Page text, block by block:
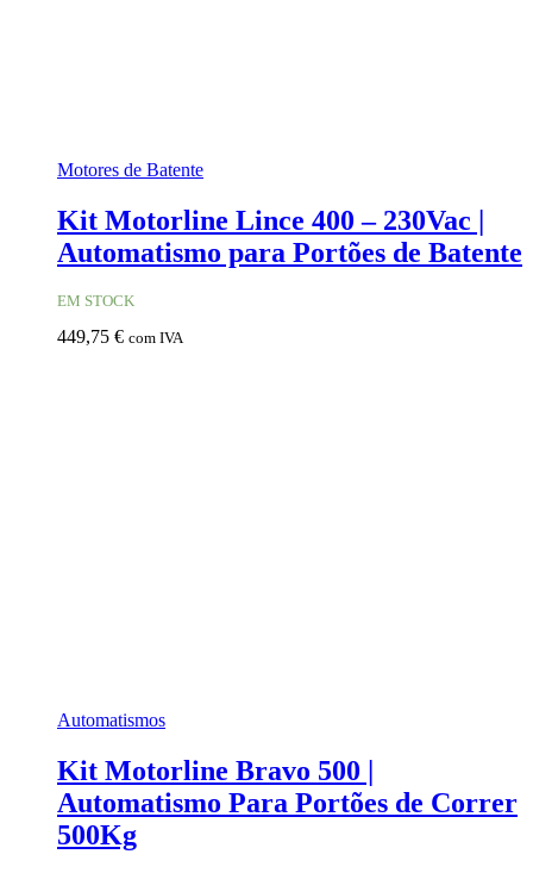
Motores de Batente
Kit Motorline Lince 400 – 230Vac |
Automatismo para Portões de Batente
EM STOCK
449,75 € com IVA
Automatismos
Kit Motorline Bravo 500 |
Automatismo Para Portões de Correr
500Kg